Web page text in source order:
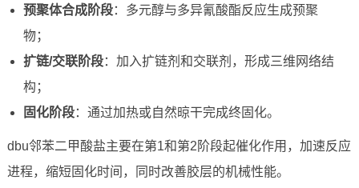
预聚体合成阶段：多元醇与多异氰酸酯反应生成预聚
物；
扩链/交联阶段：加入扩链剂和交联剂，形成三维网络结
构；
固化阶段：通过加热或自然晾干完成终固化。
dbu邻苯二甲酸盐主要在第1和第2阶段起催化作用，加速反应
进程，缩短固化时间，同时改善胶层的机械性能。